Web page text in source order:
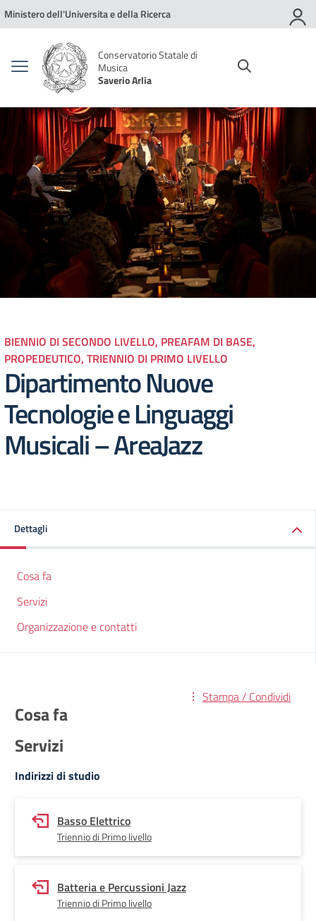
Vai ai contenuti
Vai al menu di navigazione
Vai al footer
Ministero dell'Universita e della Ricerca
Conservatorio Statale di
Musica
Saverio Arlia
BIENNIO DI SECONDO LIVELLO, PREAFAM DI BASE,
PROPEDEUTICO, TRIENNIO DI PRIMO LIVELLO
Dipartimento Nuove
Tecnologie e Linguaggi
Musicali – AreaJazz
Dettagli
Cosa fa
Servizi
Organizzazione e contatti
Stampa / Condividi
Cosa fa
Servizi
Indirizzi di studio
Basso Elettrico
Triennio di Primo livello
Batteria e Percussioni Jazz
Triennio di Primo livello